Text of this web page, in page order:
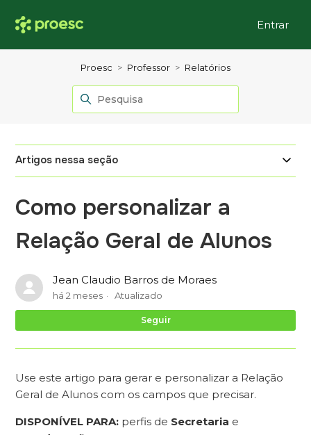
Entrar
Proesc Professor Relatórios
Artigos nessa seção
Como personalizar a
Relação Geral de Alunos
Jean Claudio Barros de Moraes
há 2 meses Atualizado
Seguir
Use este artigo para gerar e personalizar a Relação
Geral de Alunos com os campos que precisar.
DISPONÍVEL PARA: perfis de Secretaria e